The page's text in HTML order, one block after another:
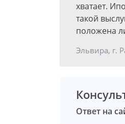
хватает.
такой
положена
Эльвира, г.
Ответ на